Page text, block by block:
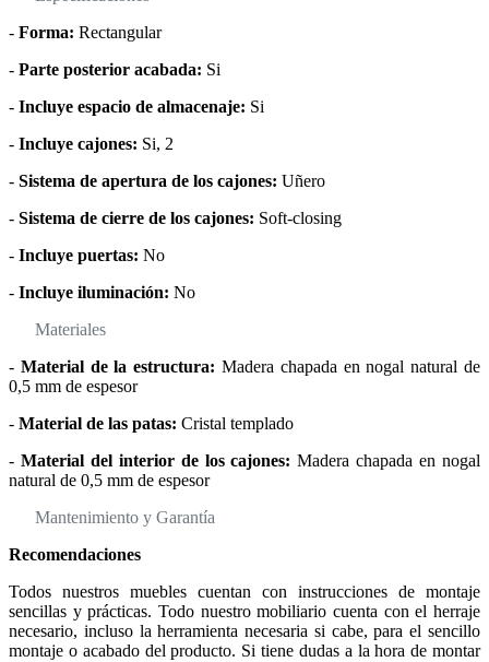
- Forma: Rectangular
- Parte posterior acabada: Si
- Incluye espacio de almacenaje: Si
- Incluye cajones: Si, 2
- Sistema de apertura de los cajones: Uñero
- Sistema de cierre de los cajones: Soft-closing
- Incluye puertas: No
- Incluye iluminación: No
Materiales
- Material de la estructura: Madera chapada en nogal natural de
0,5 mm de espesor
- Material de las patas: Cristal templado
- Material del interior de los cajones: Madera chapada en nogal
natural de 0,5 mm de espesor
Mantenimiento y Garantía
Recomendaciones
Todos nuestros muebles cuentan con instrucciones de montaje
sencillas y prácticas. Todo nuestro mobiliario cuenta con el herraje
necesario, incluso la herramienta necesaria si cabe, para el sencillo
montaje o acabado del producto. Si tiene dudas a la hora de montar